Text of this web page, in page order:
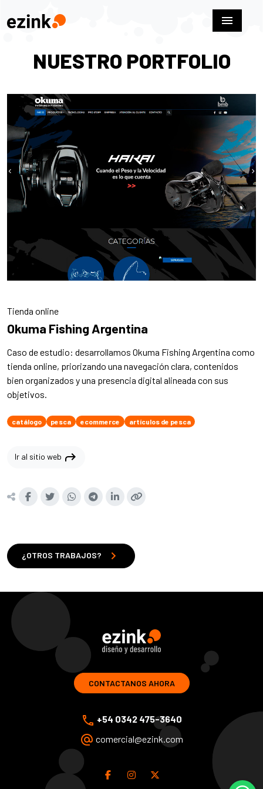
menu
NUESTRO PORTFOLIO
Tienda online
Okuma Fishing Argentina
Caso de estudio: desarrollamos Okuma Fishing Argentina como
tienda online, priorizando una navegación clara, contenidos
bien organizados y una presencia digital alineada con sus
objetivos.
catálogo pesca ecommerce artículos de pesca
Ir al sitio web shortcut
¿OTROS TRABAJOS? chevron_right
ezink | diseno y desarrollo de soluciones web
CONTACTANOS AHORA
phone +54 0342 475-3640
alternate_email comercial@ezink.com